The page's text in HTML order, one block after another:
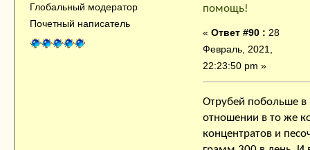
Глобальный модератор
Почетный написатель
помощь!
« Ответ #90 : 28
Февраль, 2021,
22:23:50 pm »
Отрубей побольше
отношении в то же
концентратов и